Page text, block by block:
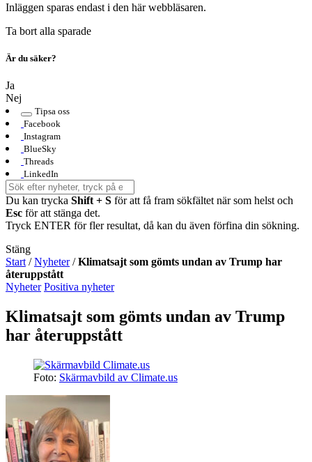
Inläggen sparas endast i den här webbläsaren.
Ta bort alla sparade
Är du säker?
Ja
Nej
Tipsa oss
Facebook
Instagram
BlueSky
Threads
LinkedIn
Du kan trycka Shift + S för att få fram sökfältet när som helst och
Esc för att stänga det.
Tryck ENTER för fler resultat, då kan du även förfina din sökning.
Stäng
Start /Nyheter/Klimatsajt som gömts undan av Trump har
återuppstått
Nyheter Positiva nyheter
Klimatsajt som gömts undan av Trump
har återuppstått
Foto: Skärmavbild av Climate.us